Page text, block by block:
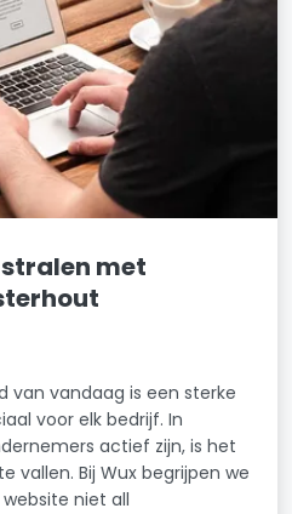
met
van vandaag is een sterke
voor elk bedrijf. In
actief zijn, is het
vallen. Bij Wux begrijpen we
niet all